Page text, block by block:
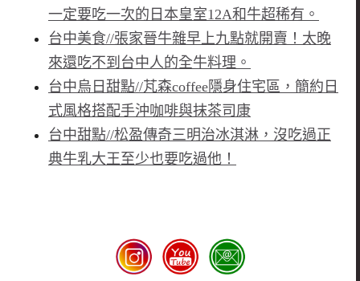
一定要吃一次的日本皇室12A和牛超稀有。
台中美食//張家晉牛雜早上九點就開賣！太晚
來還吃不到台中人的全牛料理。
台中烏日甜點//芃森coffee隱身住宅區，簡約日
式風格搭配手沖咖啡與抹茶司康
台中甜點//松盈傳奇三明治冰淇淋，沒吃過正
典牛乳大王至少也要吃過他！